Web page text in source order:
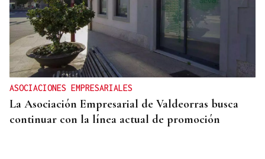
ASOCIACIONES EMPRESARIALES
La Asociación Empresarial de Valdeorras busca
continuar con la línea actual de promoción